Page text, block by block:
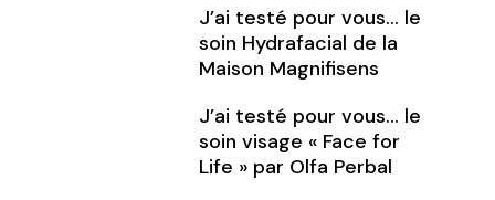
J’ai testé pour vous… le
soin Hydrafacial de la
Maison Magnifisens
J’ai testé pour vous… le
soin visage « Face for
Life » par Olfa Perbal